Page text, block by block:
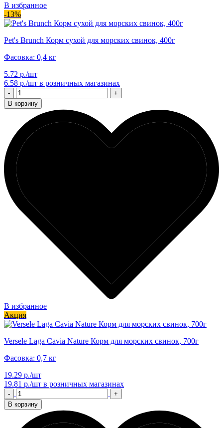
В избранное
-13%
Pet's Brunch Корм сухой для морских свинок, 400г
Фасовка: 0,4 кг
5.72 р./шт
6.58 р./шт в розничных магазинах
-
+
В корзину
В избранное
Акция
Versele Laga Cavia Nature Корм для морских свинок, 700г
Фасовка: 0,7 кг
19.29 р./шт
19.81 р./шт в розничных магазинах
-
+
В корзину